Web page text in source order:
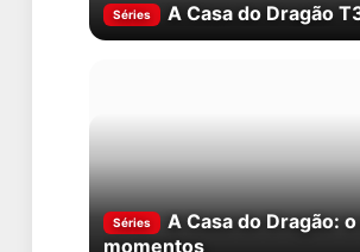
Séries A Casa do Dragão
Séries
A Casa do Dragão:
momentos